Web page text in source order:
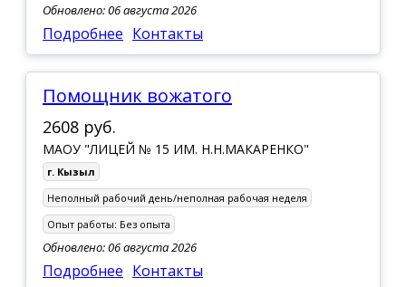
Обновлено: 06 августа 2026
Подробнее Контакты
помощник вожатого
2608 руб.
МАОУ "ЛИЦЕЙ № 15 ИМ. Н.Н.МАКАРЕНКО"
г. Кызыл
Неполный рабочий день/неполная рабочая неделя
Опыт работы: Без опыта
Обновлено: 06 августа 2026
Подробнее Контакты